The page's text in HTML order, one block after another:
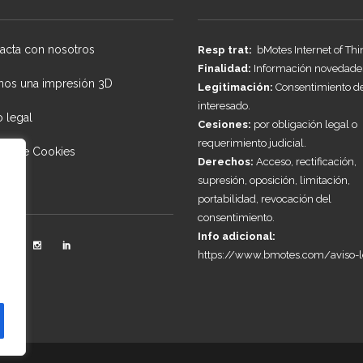
con nosotros
una impresión 3D
legal
de Cookies
Resp trat: bMotes Internet of
Finalidad: Información
Legitimación: Consentimiento
interesado.
Cesiones: por obligación legal o
requerimiento judicial.
Derechos: Acceso, rectificación,
supresión, oposición, limitación,
portabilidad, revocación del
consentimiento.
Info adicional:
https://www.bmotes.com/